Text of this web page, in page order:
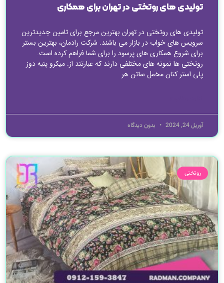
تولیدی های روتختی در تهران برای همکاری
تولیدی های روتختی در تهران بهترین مرجع برای تامین جدیدترین
سرویس های خواب در بازار می باشند. شرکت رادمان، بهترین بستر
برای شروع همکاری های پرسود را برای شما فراهم کرده است.
روتختی ها نمونه های مختلفی دارند که عبارتند از: میکرو پنبه دوز
پلی استر کتان مخمل ساتن هر
آوریل 24, 2024 بدون دیدگاه
روتختی